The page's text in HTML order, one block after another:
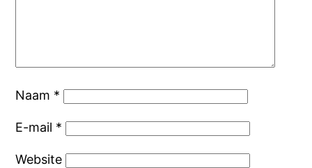
Naam *
E-mail *
Website